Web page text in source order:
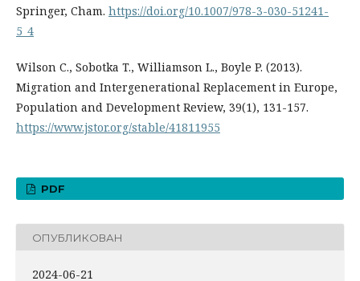
Springer, Cham. https://doi.org/10.1007/978-3-030-51241-
5_4
Wilson C., Sobotka T., Williamson L., Boyle P. (2013).
Migration and Intergenerational Replacement in Europe,
Population and Development Review, 39(1), 131-157.
https://www.jstor.org/stable/41811955
PDF
ОПУБЛИКОВАН
2024-06-21